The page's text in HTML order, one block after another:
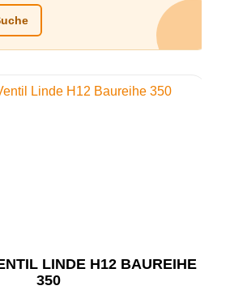
LINDE H12 BAUREIHE
350